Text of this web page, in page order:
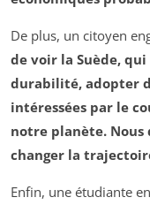
De plus, un citoyen
de voir la Suède,
durabilité, adopter
intéressées par le
notre planète. Nous
changer la
Enfin, une étudiante